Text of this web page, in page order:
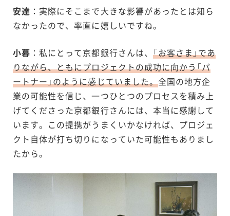
安達 ：実際にそこまで大きな影響があったとは知ら
なかったので、率直に嬉しいですね。
小暮 ：私にとって京都銀行さんは、 「お客さま」であ
りながら、ともにプロジェクトの成功に向かう「パ
ートナー」のように感じていました。全国の地方企
業の可能性を信じ、一つひとつのプロセスを積み上
げてくださった京都銀行さんには、本当に感謝して
います。この提携がうまくいかなければ、プロジェ
クト自体が打ち切りになっていた可能性もありまし
たから。